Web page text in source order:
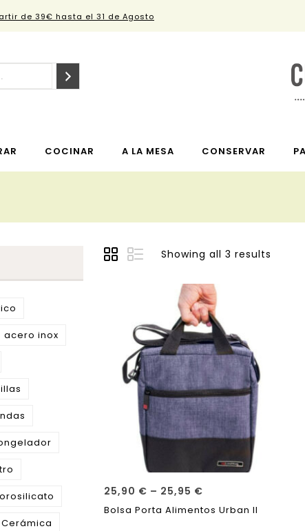
de 39€ hasta el 31 de Agosto
COCINAR A LA MESA CONSERVAR
Showing all 3 results
25,90 € – 25,95 €
Bolsa Porta Alimentos Urban II
acero inox
Cerámica